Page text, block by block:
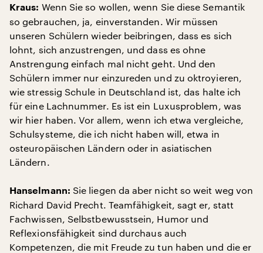
Kraus: Wenn Sie so wollen, wenn Sie diese Semantik
so gebrauchen, ja, einverstanden. Wir müssen
unseren Schülern wieder beibringen, dass es sich
lohnt, sich anzustrengen, und dass es ohne
Anstrengung einfach mal nicht geht. Und den
Schülern immer nur einzureden und zu oktroyieren,
wie stressig Schule in Deutschland ist, das halte ich
für eine Lachnummer. Es ist ein Luxusproblem, was
wir hier haben. Vor allem, wenn ich etwa vergleiche,
Schulsysteme, die ich nicht haben will, etwa in
osteuropäischen Ländern oder in asiatischen
Ländern.
Hanselmann: Sie liegen da aber nicht so weit weg von
Richard David Precht. Teamfähigkeit, sagt er, statt
Fachwissen, Selbstbewusstsein, Humor und
Reflexionsfähigkeit sind durchaus auch
Kompetenzen, die mit Freude zu tun haben und die er